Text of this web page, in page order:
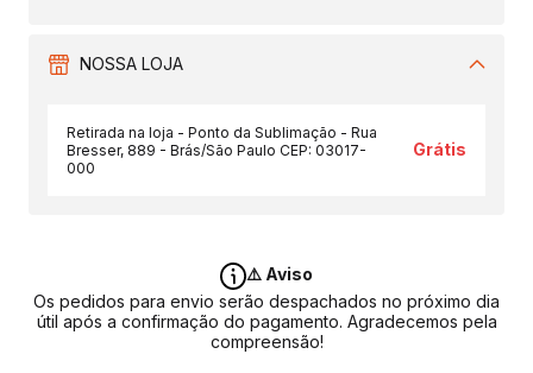
NOSSA LOJA
Retirada na loja - Ponto da Sublimação - Rua
Bresser, 889 - Brás/São Paulo CEP: 03017-
000
Grátis
⚠️ Aviso
Os pedidos para envio serão despachados no próximo dia
útil após a confirmação do pagamento. Agradecemos pela
compreensão!